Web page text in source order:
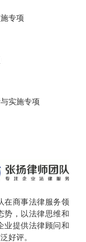
专项
实施专项
在商事法律服务领
势，以法律思维和
业提供法律顾问和
好评。